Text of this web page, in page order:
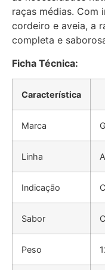
raças médias. Com
cordeiro e aveia, a
completa e
Ficha Técnica:
Característica
Marca
Linha
Indicação
Sabor
Peso